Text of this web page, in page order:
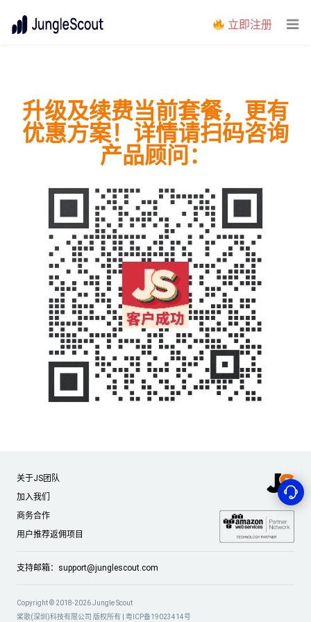
立即注册
升级及续费当前套餐，更有
优惠方案！详情请扫码咨询
产品顾问：
关于JS团队
加入我们
商务合作
用户推荐返佣项目
支持邮箱： support@junglescout.com
Copyright © 2018-2026 Jungle Scout
桨歌(深圳)科技有限公司 版权所有 | 粤ICP备19023414号